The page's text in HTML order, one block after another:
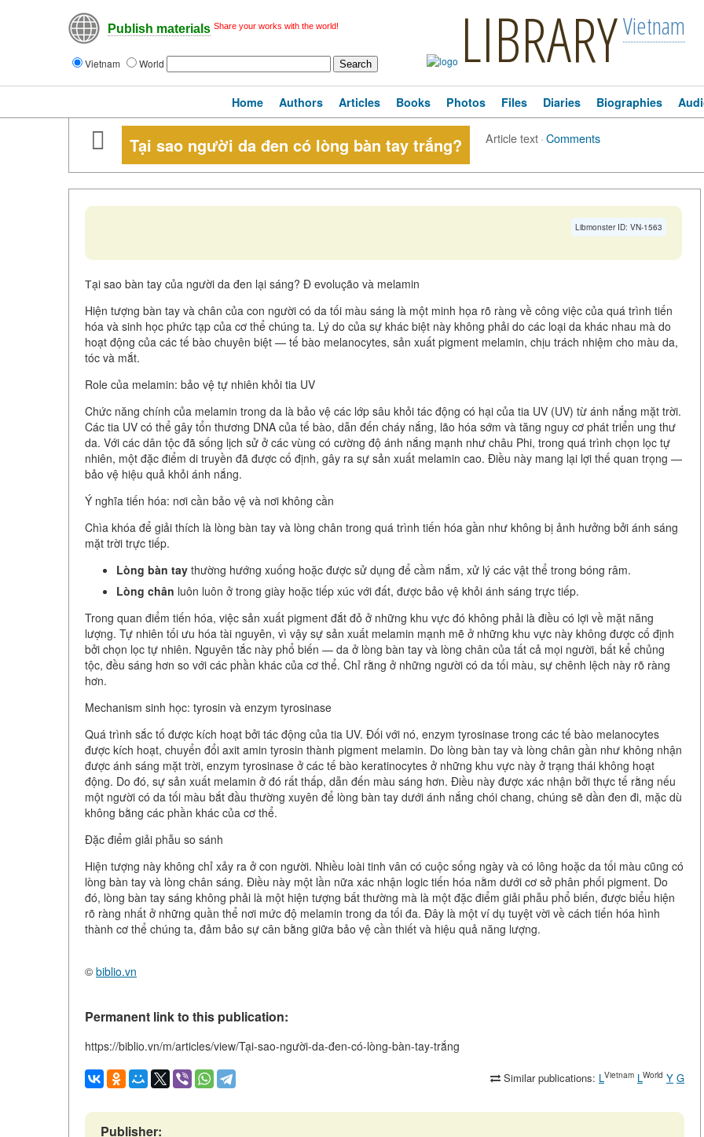
Publish materials Share your works with the world!
Vietnam World LIBRARYVietnam
Home Authors Articles Books Photos Files Diaries Biographies
Tại sao người da đen có lòng bàn tay trắng? Article text·Comments
Libmonster ID: VN-1563
Тại sao bàn tay của người da đen lại sáng? Đ evolução và melamin
Hiện tượng bàn tay và chân của con người có da tối màu sáng là một minh họa rõ ràng về công việc của quá trình tiến
hóa và sinh học phức tạp của cơ thể chúng ta. Lý do của sự khác biệt này không phải do các loại da khác nhau mà do
hoạt động của các tế bào chuyên biệt — tế bào melanocytes, sản xuất pigment melamin, chịu trách nhiệm cho màu da,
tóc và mắt.
Role của melamin: bảo vệ tự nhiên khỏi tia UV
Chức năng chính của melamin trong da là bảo vệ các lớp sâu khỏi tác động có hại của tia UV (UV) từ ánh nắng mặt trời.
Các tia UV có thể gây tổn thương DNA của tế bào, dẫn đến cháy nắng, lão hóa sớm và tăng nguy cơ phát triển ung thư
da. Với các dân tộc đã sống lịch sử ở các vùng có cường độ ánh nắng mạnh như châu Phi, trong quá trình chọn lọc tự
nhiên, một đặc điểm di truyền đã được cố định, gây ra sự sản xuất melamin cao. Điều này mang lại lợi thế quan trọng —
bảo vệ hiệu quả khỏi ánh nắng.
Ý nghĩa tiến hóa: nơi cần bảo vệ và nơi không cần
Chìa khóa để giải thích là lòng bàn tay và lòng chân trong quá trình tiến hóa gần như không bị ảnh hưởng bởi ánh sáng
mặt trời trực tiếp.
Lòng bàn tay thường hướng xuống hoặc được sử dụng để cầm nắm, xử lý các vật thể trong bóng râm.
Lòng chân luôn luôn ở trong giày hoặc tiếp xúc với đất, được bảo vệ khỏi ánh sáng trực tiếp.
Trong quan điểm tiến hóa, việc sản xuất pigment đắt đỏ ở những khu vực đó không phải là điều có lợi về mặt năng
lượng. Tự nhiên tối ưu hóa tài nguyên, vì vậy sự sản xuất melamin mạnh mẽ ở những khu vực này không được cố định
bởi chọn lọc tự nhiên. Nguyên tắc này phổ biến — da ở lòng bàn tay và lòng chân của tất cả mọi người, bất kể chủng
tộc, đều sáng hơn so với các phần khác của cơ thể. Chỉ rằng ở những người có da tối màu, sự chênh lệch này rõ ràng
hơn.
Mechanism sinh học: tyrosin và enzym tyrosinase
Quá trình sắc tố được kích hoạt bởi tác động của tia UV. Đối với nó, enzym tyrosinase trong các tế bào melanocytes
được kích hoạt, chuyển đổi axit amin tyrosin thành pigment melamin. Do lòng bàn tay và lòng chân gần như không nhận
được ánh sáng mặt trời, enzym tyrosinase ở các tế bào keratinocytes ở những khu vực này ở trạng thái không hoạt
động. Do đó, sự sản xuất melamin ở đó rất thấp, dẫn đến màu sáng hơn. Điều này được xác nhận bởi thực tế rằng nếu
một người có da tối màu bắt đầu thường xuyên để lòng bàn tay dưới ánh nắng chói chang, chúng sẽ dần đen đi, mặc dù
không bằng các phần khác của cơ thể.
Đặc điểm giải phẫu so sánh
Hiện tượng này không chỉ xảy ra ở con người. Nhiều loài tinh vân có cuộc sống ngày và có lông hoặc da tối màu cũng có
lòng bàn tay và lòng chân sáng. Điều này một lần nữa xác nhận logic tiến hóa nằm dưới cơ sở phân phối pigment. Do
đó, lòng bàn tay sáng không phải là một hiện tượng bất thường mà là một đặc điểm giải phẫu phổ biến, được biểu hiện
rõ ràng nhất ở những quần thể nơi mức độ melamin trong da tối đa. Đây là một ví dụ tuyệt vời về cách tiến hóa hình
thành cơ thể chúng ta, đảm bảo sự cân bằng giữa bảo vệ cần thiết và hiệu quả năng lượng.
© biblio.vn
Permanent link to this publication:
https://biblio.vn/m/articles/view/Tại-sao-người-da-đen-có-lòng-bàn-tay-trắng
Similar publications: LVietnam LWorld Y G
Publisher: